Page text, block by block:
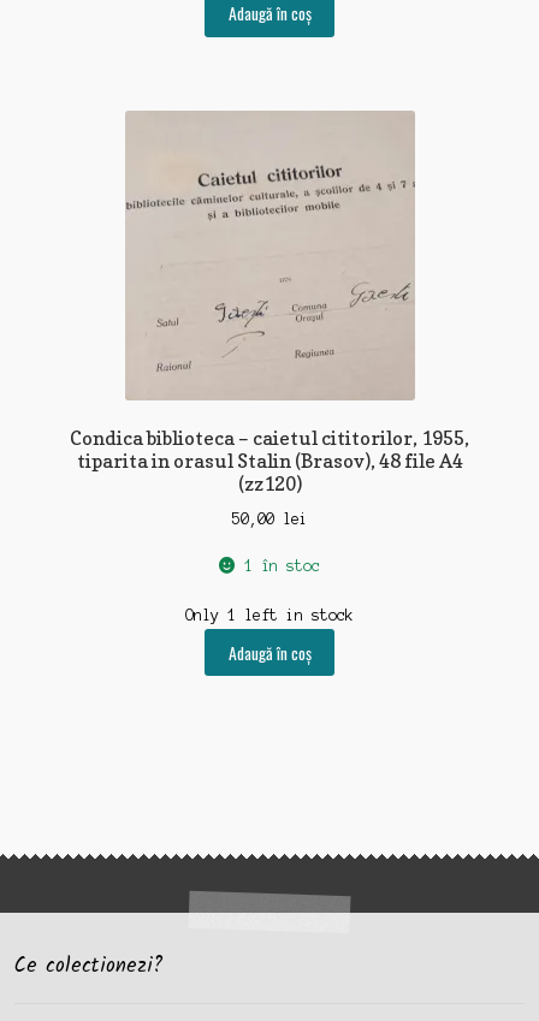
Adaugă în coș
Condica biblioteca – caietul cititorilor, 1955,
tiparita in orasul Stalin (Brasov), 48 file A4
(zz120)
50,00 lei
1 în stoc
Only 1 left in stock
Adaugă în coș
Ce colectionezi?